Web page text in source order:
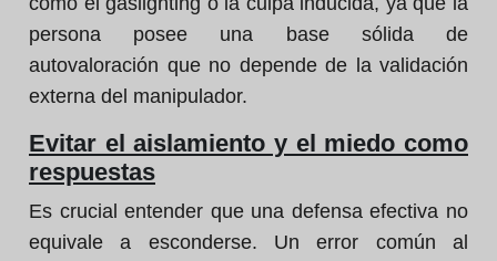
persona posee una base sólida de
autovaloración que no depende de la validación
externa del manipulador.
Evitar el aislamiento y el miedo como
respuestas
Es crucial entender que una defensa efectiva no
equivale a esconderse. Un error común al